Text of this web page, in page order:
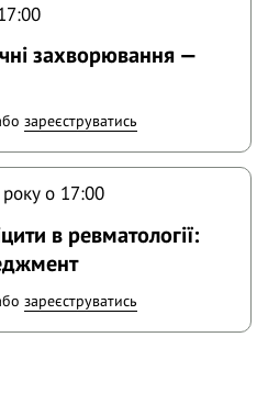
захворювання —
зареєструватись
o 17:00
в ревматології:
зареєструватись